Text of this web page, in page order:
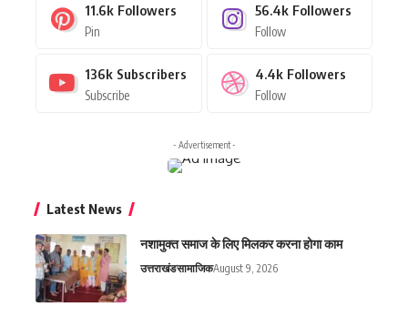
11.6k Followers
Pin
56.4k Followers
Follow
136k Subscribers
Subscribe
4.4k Followers
Follow
- Advertisement -
Latest News
नशामुक्त समाज के लिए मिलकर करना होगा काम
उत्तराखंडसामाजिकAugust 9, 2026